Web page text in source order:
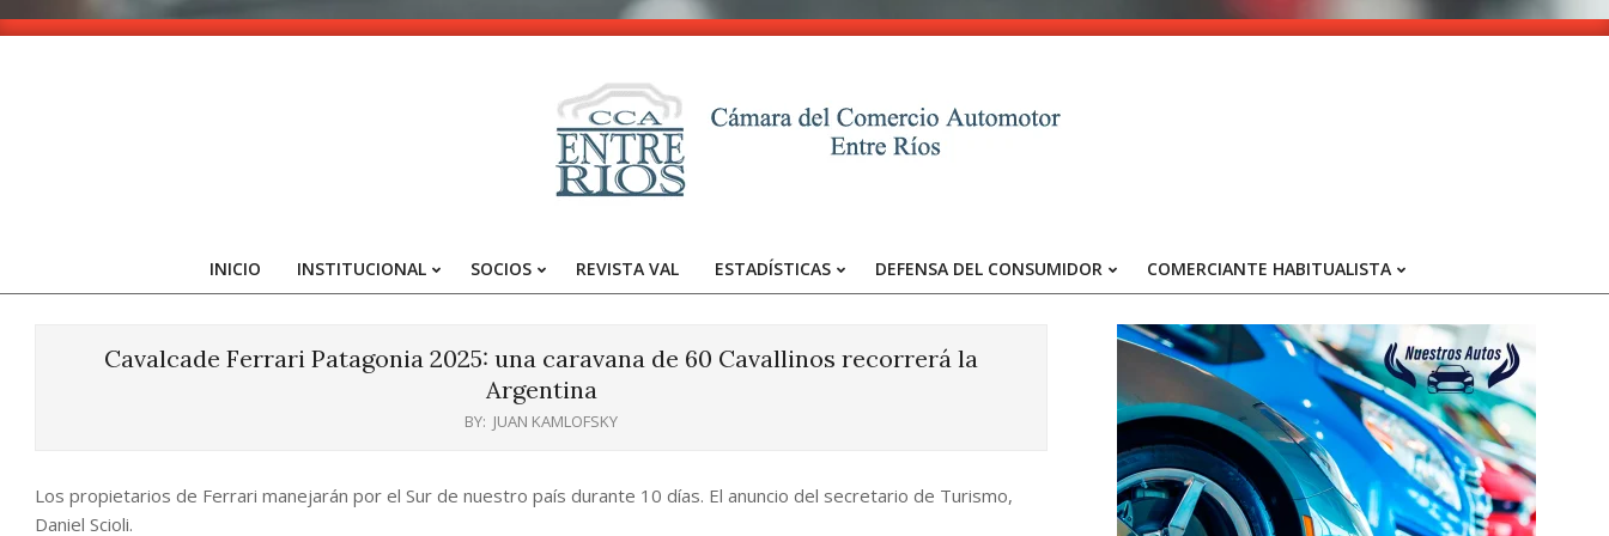
Skip
-
Entre
Primary
INICIO INSTITUCIONAL SOCIOS REVISTA VAL ESTADÍSTICAS DEFENSA DEL CONSUMIDOR COMERCIANTE HABITUALISTA
Cavalcade Ferrari Patagonia 2025: una caravana de 60 Cavallinos recorrerá la
Argentina
BY: JUAN KAMLOFSKY
Los propietarios de Ferrari manejarán por el Sur de nuestro país durante 10 días. El anuncio del secretario de Turismo,
Daniel Scioli.